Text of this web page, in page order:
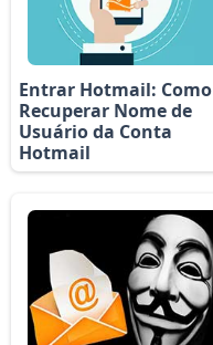
Entrar Hotmail: Como
Recuperar Nome de
Usuário da Conta
Hotmail